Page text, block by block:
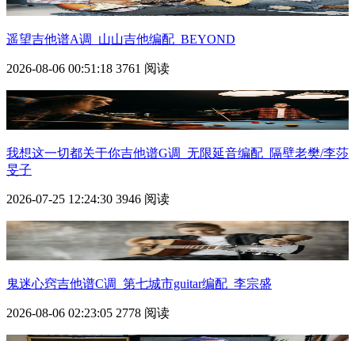
遥望吉他谱A调_山山吉他编配_BEYOND
2026-08-06 00:51:18 3761 阅读
我想这一切都关于你吉他谱G调_无限延音编配_隔壁老樊/李莎
旻子
2026-07-25 12:24:30 3946 阅读
鬼迷心窍吉他谱C调_第七城市guitar编配_李宗盛
2026-08-06 02:23:05 2778 阅读